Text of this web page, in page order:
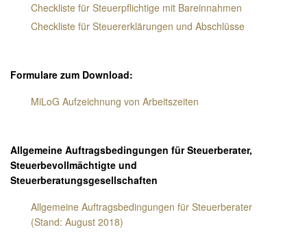
Checkliste für Steuerpflichtige mit Bareinnahmen
Checkliste für Steuererklärungen und Abschlüsse
Formulare zum Download:
MiLoG Aufzeichnung von Arbeitszeiten
Allgemeine Auftragsbedingungen für Steuerberater,
Steuerbevollmächtigte und
Steuerberatungsgesellschaften
Allgemeine Auftragsbedingungen für Steuerberater
(Stand: August 2018)